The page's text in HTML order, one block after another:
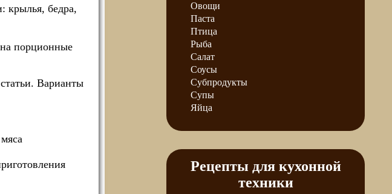
крылья, бедра,
на порционные
Варианты
Овощи
Паста
Птица
Рыба
Салат
Соусы
Субпродукты
Супы
Яйца
Рецепты для кухонной
техники